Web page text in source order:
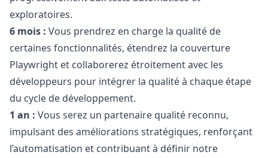
exploratoires.
6 mois : Vous prendrez en charge la qualité de
certaines fonctionnalités, étendrez la couverture
Playwright et collaborerez étroitement avec les
développeurs pour intégrer la qualité à chaque étape
du cycle de développement.
1 an : Vous serez un partenaire qualité reconnu,
impulsant des améliorations stratégiques, renforçant
l’automatisation et contribuant à définir notre